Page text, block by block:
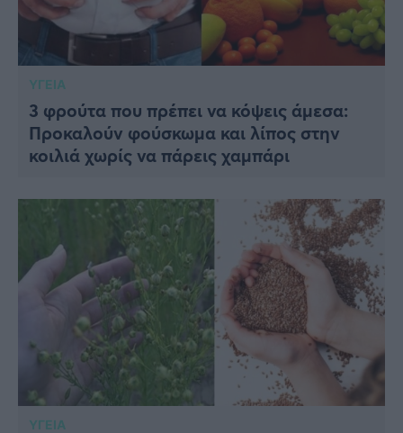
ΥΓΕΙΑ
3 φρούτα που πρέπει να κόψεις άμεσα:
Προκαλούν φούσκωμα και λίπος στην
κοιλιά χωρίς να πάρεις χαμπάρι
ΥΓΕΙΑ